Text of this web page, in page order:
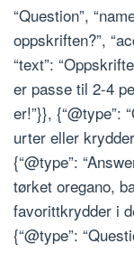
“Question”,
oppskriften?”,
“text”:
er passe til 2-4
er!”}}, {“@type”:
urter eller
{“@type”:
tørket oregano,
favorittkrydder i
{“@type”: